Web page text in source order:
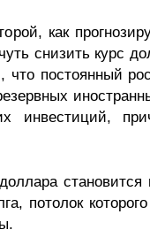
как
снизить курс
что постоянный
инвестиций,
потолок